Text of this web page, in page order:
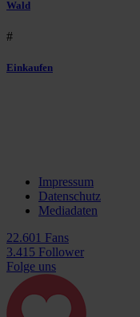
Wald
#
Einkaufen
Impressum
Datenschutz
Mediadaten
22.601 Fans
3.415 Follower
Folge uns